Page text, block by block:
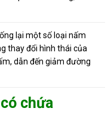
lại một số loại nấm
thay đổi hình thái của
dẫn đến giảm đường
chứa